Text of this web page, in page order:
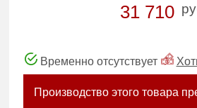
31 710
Временно отсутствует
Производство этого товара